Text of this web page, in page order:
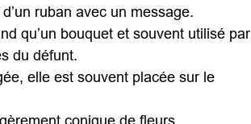
ruban avec un message.
qu’un bouquet et souvent utilisé par
du défunt.
elle est souvent placée sur le